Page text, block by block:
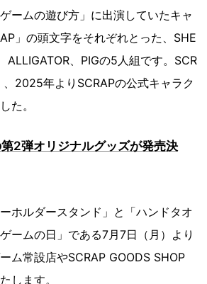
ームの遊び方」に出演していたキャ
」の頭文字をそれぞれとった、SHE
ALLIGATOR、PIGの5人組です。SCR
2025年よりSCRAPの公式キャラク
た。
第2弾オリジナルグッズが発売決
ホルダースタンド」と「ハンドタオ
ームの日」である7月7日（月）より
ム常設店やSCRAP GOODS SHOP
します。